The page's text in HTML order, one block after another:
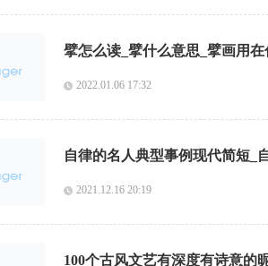
擘怎么读_擘什么意思_擘画用
2022.01.06 17:32
自律的名人典型事例现代简短_
2021.12.16 20:19
100个古风文艺有深度有诗意的